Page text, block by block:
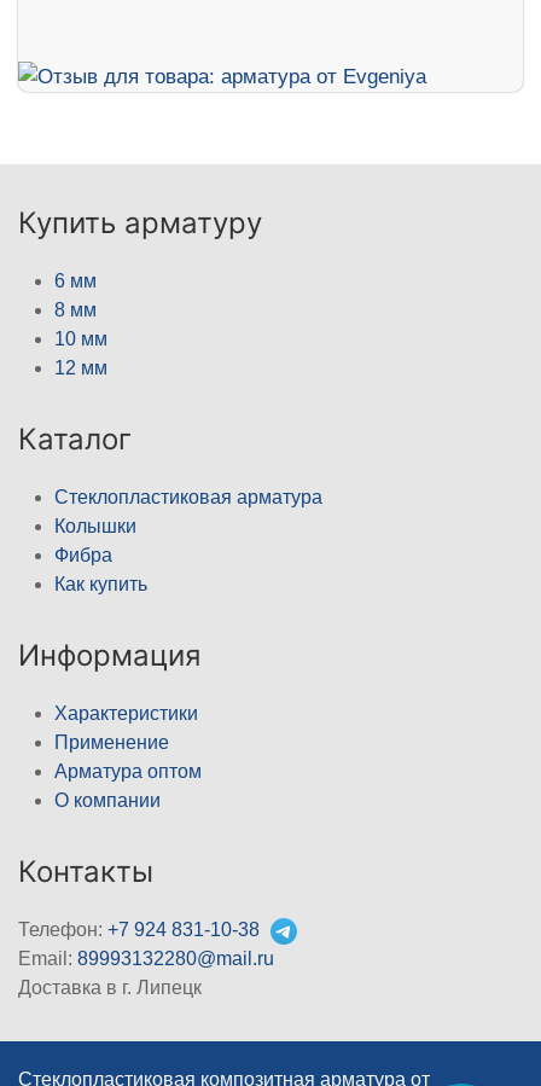
Купить арматуру
6 мм
8 мм
10 мм
12 мм
Каталог
Стеклопластиковая арматура
Колышки
Фибра
Как купить
Информация
Характеристики
Применение
Арматура оптом
О компании
Контакты
Телефон: +7 924 831-10-38
Email: 89993132280@mail.ru
Доставка в г. Липецк
Стеклопластиковая композитная арматура от